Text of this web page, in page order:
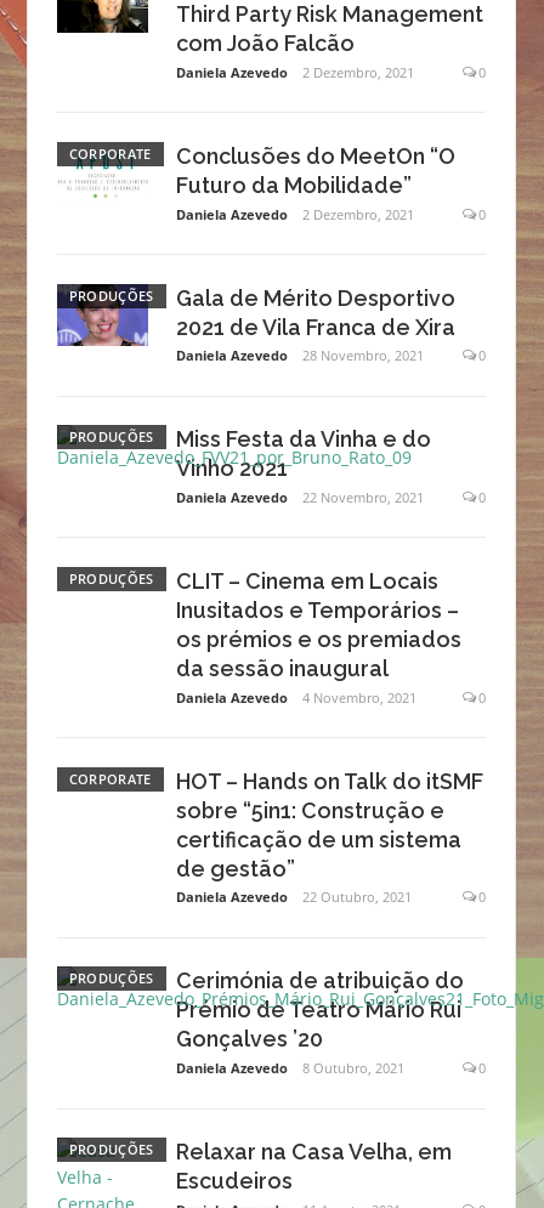
Third Party Risk Management
com João Falcão
Daniela Azevedo 2 Dezembro, 2021 0
CORPORATE
Conclusões do MeetOn “O
Futuro da Mobilidade”
Daniela Azevedo 2 Dezembro, 2021 0
PRODUÇÕES
Gala de Mérito Desportivo
2021 de Vila Franca de Xira
Daniela Azevedo 28 Novembro, 2021 0
PRODUÇÕES
Miss Festa da Vinha e do
Vinho 2021
Daniela Azevedo 22 Novembro, 2021 0
PRODUÇÕES
CLIT – Cinema em Locais
Inusitados e Temporários –
os prémios e os premiados
da sessão inaugural
Daniela Azevedo 4 Novembro, 2021 0
CORPORATE
HOT – Hands on Talk do itSMF
sobre “5in1: Construção e
certificação de um sistema
de gestão”
Daniela Azevedo 22 Outubro, 2021 0
PRODUÇÕES
Cerimónia de atribuição do
Prémio de Teatro Mário Rui
Gonçalves ’20
Daniela Azevedo 8 Outubro, 2021 0
PRODUÇÕES
Relaxar na Casa Velha, em
Escudeiros